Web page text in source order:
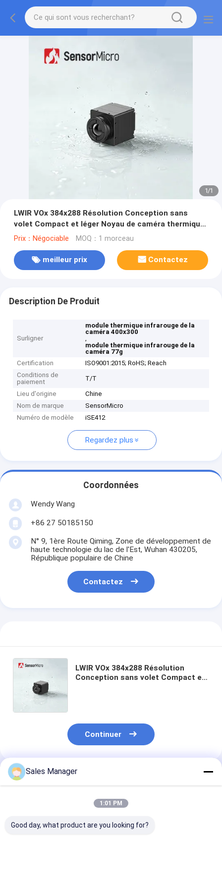
1/1
LWIR VOx 384x288 Résolution Conception sans
volet Compact et léger Noyau de caméra thermique
non refroidi pour la vision industrielle
Prix：Négociable MOQ：1 morceau
meilleur prix Contactez
Description De Produit
Surligner
module thermique infrarouge de la
caméra 400x300
,
module thermique infrarouge de la
caméra 77g
Certification
ISO9001:2015; RoHS; Reach
Conditions de
paiement
T/T
Lieu d'origine
Chine
Nom de marque
SensorMicro
Numéro de modèle
iSE412
Regardez plus
Coordonnées
Wendy Wang
+86 27 50185150
N° 9, 1ère Route Qiming, Zone de développement de
haute technologie du lac de l'Est, Wuhan 430205,
République populaire de Chine
Contactez
LWIR VOx 384x288 Résolution
Conception sans volet Compact et
Continuer
Produits Recommandés
Sales Manager
1:01 PM
Good day, what product are you looking for?